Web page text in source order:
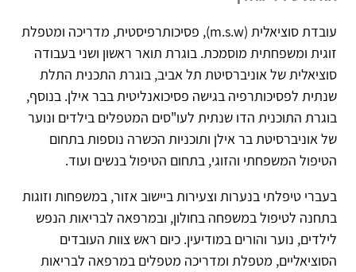
עובדת סוציאלית (m.s.w), פסיכותרפיסטית, מדריכה ומטפלת
זוגית ומשפחתית מוסמכת. בוגרת תואר ראשון ושני בעבודה
סוציאלית של אוניברסיטת תל אביב, בוגרת התכנית התלת
שנתית לפסיכותרפיה בגישה פסיכואנליטית בבר אילן. בנוסף,
בוגרת התוכנית הדו שנתית לעו"סים המטפלים בילדים ונוער
של אוניברסיטת בר אילן ותוכניות הכשרה נוספות בתחום
הטיפול המשפחתי והזוגי, בתחום הטיפול בנשים ועוד.
בעברי טיפלתי בנערות וצעירות ביישוב אזור, במשפחות וזוגות
בתחנה לטיפול במשפחה בחולון, ובמרפאה לבריאות הנפש
לילדים, נוער והורים במודיעין. כיום ראש צוות העובדים
הסוציאליים, מטפלת ומדריכה מטפלים במרפאה לבריאות